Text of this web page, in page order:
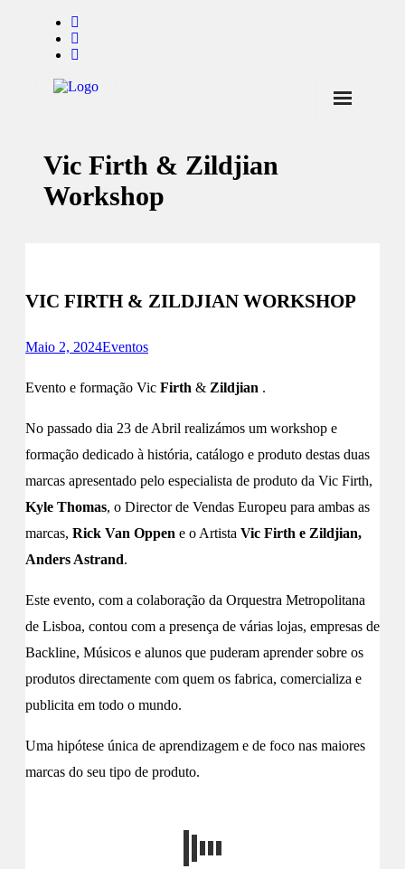
Notícias
Marcas
Promoções
Contactos
Vic Firth & Zildjian
Workshop
VIC FIRTH & ZILDJIAN WORKSHOP
Maio 2, 2024Eventos
Evento e formação Vic Firth & Zildjian .
No passado dia 23 de Abril realizámos um workshop e
formação dedicado à história, catálogo e produto destas duas
marcas apresentado pelo especialista de produto da Vic Firth,
Kyle Thomas, o Director de Vendas Europeu para ambas as
marcas, Rick Van Oppen e o Artista Vic Firth e Zildjian,
Anders Astrand.
Este evento, com a colaboração da Orquestra Metropolitana
de Lisboa, contou com a presença de várias lojas, empresas de
Backline, Músicos e alunos que puderam aprender sobre os
produtos directamente com quem os fabrica, comercializa e
publicita em todo o mundo.
Uma hipótese única de aprendizagem e de foco nas maiores
marcas do seu tipo de produto.